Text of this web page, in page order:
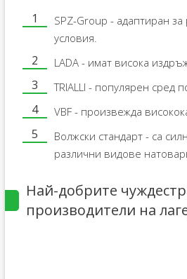
SPZ-Group - адаптиран
условия.
LADA - имат висока
TRIALLI - популярен сред
VBF - произвежда
Волжски стандарт - са
различни видове
Най-добрите
производители на